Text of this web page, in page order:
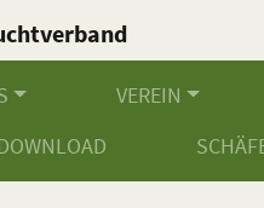
e.V.
VEREIN